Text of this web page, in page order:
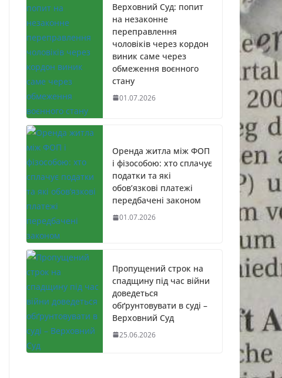
Верховний Суд: попит
на незаконне
переправлення
чоловіків через кордон
виник саме через
обмеження воєнного
стану
01.07.2026
Оренда житла між ФОП
і фізособою: хто сплачує
податки та які
обов’язкові платежі
передбачені законом
01.07.2026
Пропущений строк на
спадщину під час війни
доведеться
обґрунтовувати в суді –
Верховний Суд
25.06.2026